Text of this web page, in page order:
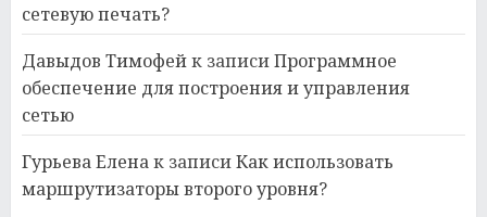
сетевую печать?
Давыдов Тимофейк записиПрограммное
обеспечение для построения и управления
сетью
Гурьева Еленак записиКак использовать
маршрутизаторы второго уровня?